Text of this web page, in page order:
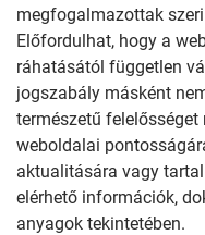
megfogalmazottak
Előfordulhat, hogy a
ráhatásától független
jogszabály másként
természetű
weboldalai
aktualitására vagy
elérhető információk,
anyagok tekintetében.